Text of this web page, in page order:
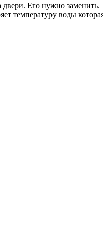
Его нужно заменить.
температуру воды